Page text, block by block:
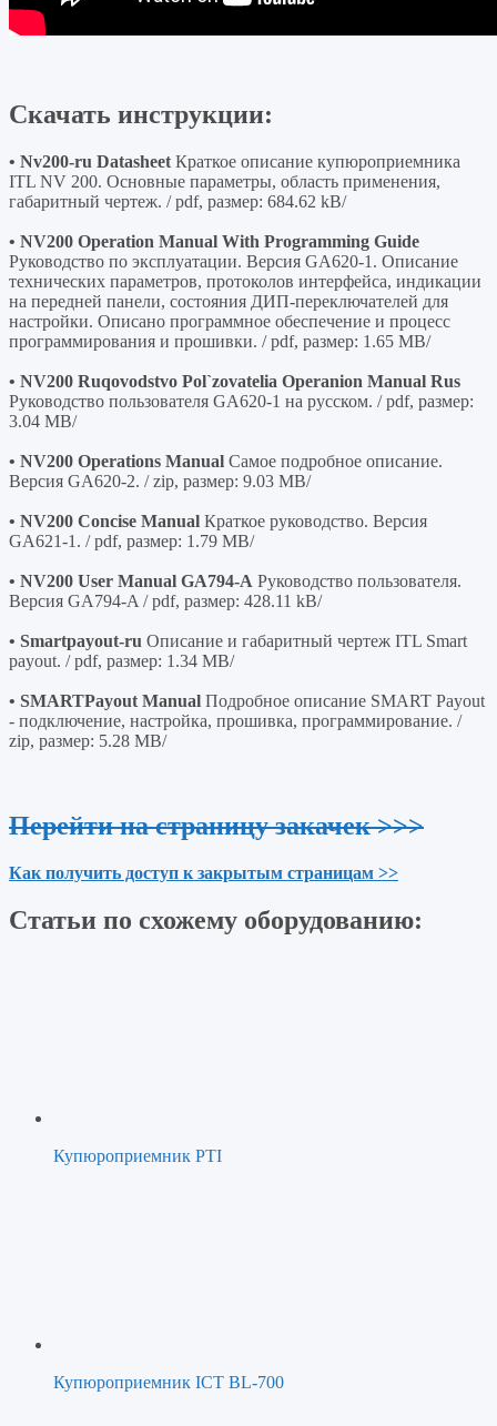
Скачать инструкции:
• Nv200-ru Datasheet Краткое описание купюроприемника
ITL NV 200. Основные параметры, область применения,
габаритный чертеж. / pdf, размер: 684.62 kB/
• NV200 Operation Manual With Programming Guide
Руководство по эксплуатации. Версия GA620-1. Описание
технических параметров, протоколов интерфейса, индикации
на передней панели, состояния ДИП-переключателей для
настройки. Описано программное обеспечение и процесс
программирования и прошивки. / pdf, размер: 1.65 MB/
• NV200 Ruqovodstvo Pol`zovatelia Operanion Manual Rus
Руководство пользователя GA620-1 на русском. / pdf, размер:
3.04 MB/
• NV200 Operations Manual Самое подробное описание.
Версия GA620-2. / zip, размер: 9.03 MB/
• NV200 Concise Manual Краткое руководство. Версия
GA621-1. / pdf, размер: 1.79 MB/
• NV200 User Manual GA794-A Руководство пользователя.
Версия GA794-A / pdf, размер: 428.11 kB/
• Smartpayout-ru Описание и габаритный чертеж ITL Smart
payout. / pdf, размер: 1.34 MB/
• SMARTPayout Manual Подробное описание SMART Payout
- подключение, настройка, прошивка, программирование. /
zip, размер: 5.28 MB/
Перейти на страницу закачек >>>
Как получить доступ к закрытым страницам >>
Статьи по схожему оборудованию:
Купюроприемник PTI
Купюроприемник ICT BL-700